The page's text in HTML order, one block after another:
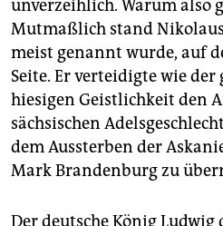
unverzeihlich. Warum also
Mutmaßlich stand
meist genannt wurde, auf
Seite. Er verteidigte wie der
hiesigen Geistlichkeit den
sächsischen
dem Aussterben der
Mark Brandenburg zu
Der deutsche König Ludwig